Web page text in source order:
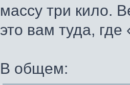
массу три кило.
это вам туда,
В общем: